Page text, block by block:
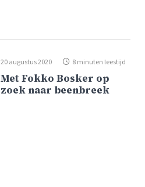
20 augustus 2020 8 minuten leestijd
Met Fokko Bosker op
zoek naar beenbreek